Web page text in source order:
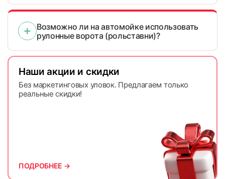
Наши акции и скидки
Без маркетинговых уловок. Предлагаем только
реальные скидки!
ПОДРОБНЕЕ →
Возможно ли на автомойке использовать
рулонные ворота (рольставни)?